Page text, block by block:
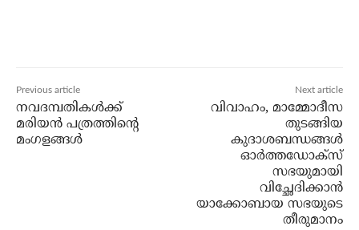
Previous article
നവദമ്പതികള്‍ക്ക്
മരിയന്‍ പത്രത്തിന്റെ
മംഗളങ്ങള്‍
Next article
വിവാഹം, മാമ്മോദീസ
തുടങ്ങിയ
കുദാശബന്ധങ്ങള്‍
ഓര്‍ത്തഡോക്‌സ്
സഭയുമായി
വിച്ഛേദിക്കാന്‍
യാക്കോബായ സഭയുടെ
തീരുമാനം